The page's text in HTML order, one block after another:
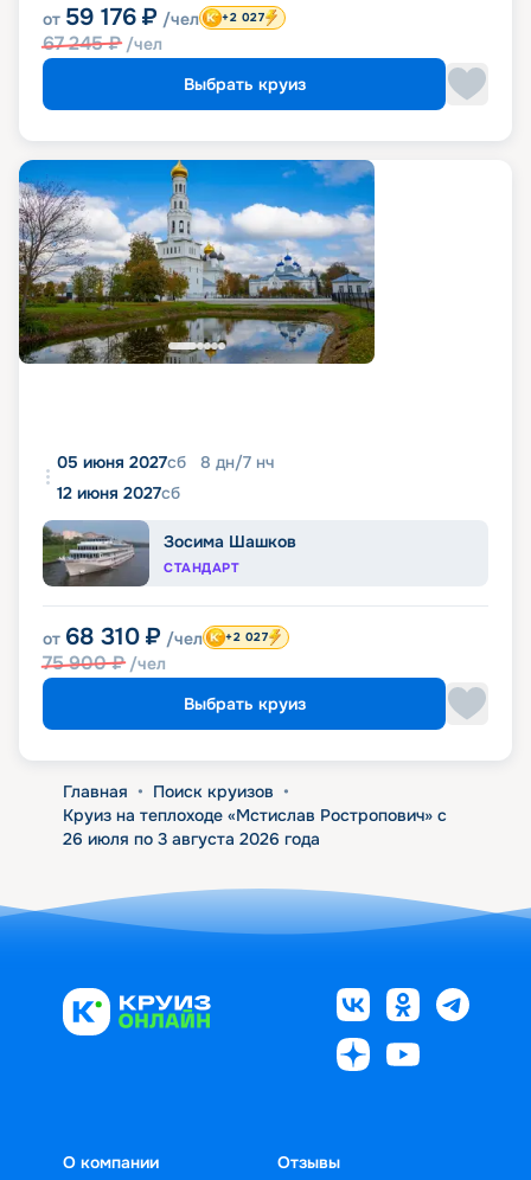
от 59 176 ₽ /чел
67 245₽ /чел
+2 027
Выбрать круиз
05 июня 2027сб 8 дн/7 нч
12 июня 2027сб
Зосима Шашков
СТАНДАРТ
от 68 310 ₽ /чел
75 900₽ /чел
+2 027
Выбрать круиз
Главная • Поиск круизов •
Круиз на теплоходе «Мстислав Ростропович» с
26 июля по 3 августа 2026 года
О компании
Отзывы